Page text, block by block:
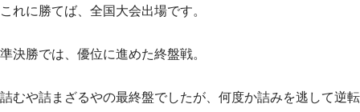
これに勝てば、全国大会出場です。
準決勝では、優位に進めた終盤戦。
詰むや詰まざるやの最終盤でしたが、何度か詰みを逃して逆転